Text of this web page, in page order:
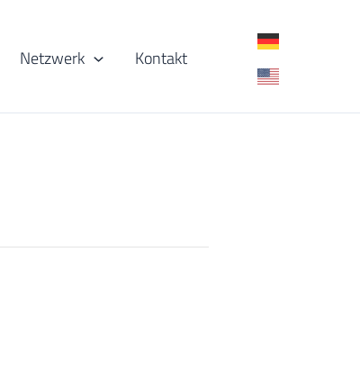
Netzwerk Kontakt